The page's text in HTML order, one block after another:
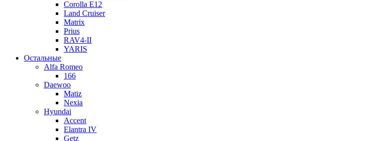
Corolla E12
Land Cruiser
Matrix
Prius
RAV4-II
YARIS
Остальные
Alfa Romeo
166
Daewoo
Matiz
Nexia
Hyundai
Accent
Elantra IV
Getz